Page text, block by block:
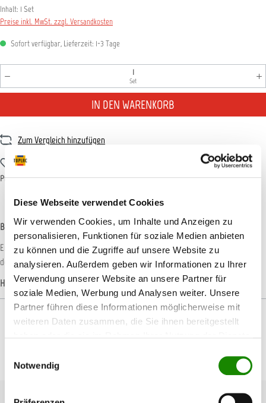
Diese Webseite verwendet Cookies
Wir verwenden Cookies, um Inhalte und Anzeigen zu
personalisieren, Funktionen für soziale Medien anbieten
zu können und die Zugriffe auf unsere Website zu
analysieren. Außerdem geben wir Informationen zu Ihrer
Verwendung unserer Website an unsere Partner für
soziale Medien, Werbung und Analysen weiter. Unsere
Partner führen diese Informationen möglicherweise mit
weiteren Daten zusammen, die Sie ihnen bereitgestellt
Notwendig
Inhalt: 1 Set
Preise inkl. MwSt. zzgl. Versandkosten
Sofort verfügbar, Lieferzeit: 1-3 Tage
Produkt Anzahl: Gib den gewünschten Wert ein oder
Set
IN DEN WARENKORB
Zum Vergleich hinzufügen
Zum Merkzettel hinzufügen
Produktnummer:113MM054
Beschreibung
Einfaches, sicheres Schleifen von Rundungen und Vertiefungen. Passend für
den 3M Artikel 05170 Eigenschaften: Mit Staubabsau…Mehr
Hersteller-Informationen
Passendes Zubehör